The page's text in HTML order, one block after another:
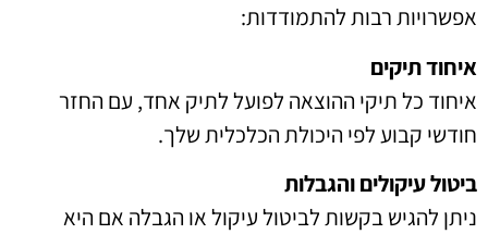
אפשרויות רבות להתמודדות:
איחוד תיקים
איחוד כל תיקי ההוצאה לפועל לתיק אחד, עם החזר
חודשי קבוע לפי היכולת הכלכלית שלך.
ביטול עיקולים והגבלות
ניתן להגיש בקשות לביטול עיקול או הגבלה אם היא